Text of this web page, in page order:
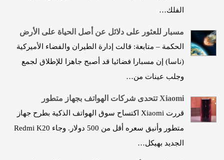
الفلك…
مسبار للعثور على دلائل عن أصل الحياة على الأرض
الحكمة – متابعة: قالت إدارة الطيران والفضاء الأميركية
(ناسا) إن مسبارا فضائيا قد أصبح جاهزا للإطلاق لجمع
وجلب عينات من…
Xiаomi تتحدى شركات الهواتف بجهاز متطور
قررت Xiаomi اكتساح سوق الهواتف الذكية بطرح جهاز
متطور وأنيق سعره أقل من 500 دولار. وجاء Redmi K20
الجديد بهيكل…